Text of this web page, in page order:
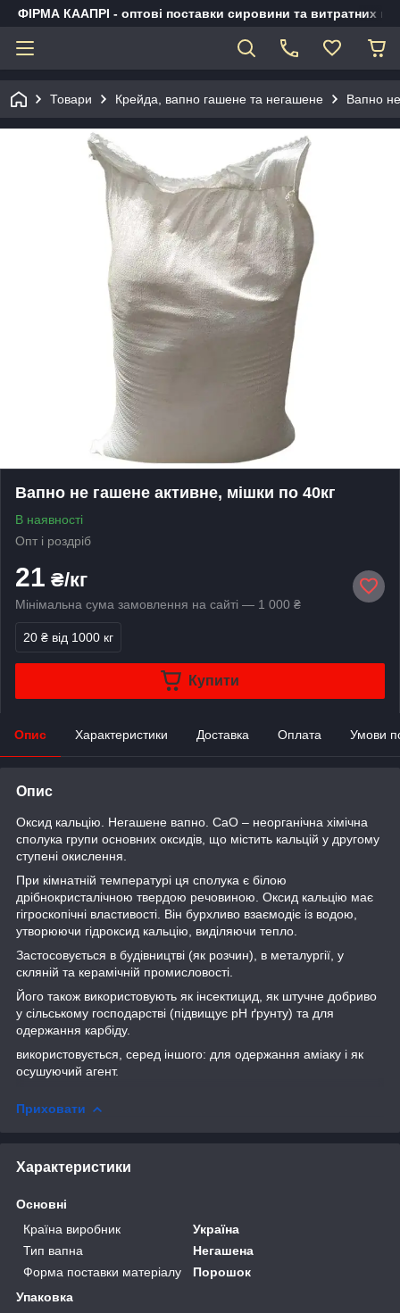
ФІРМА КААПРІ - оптові поставки сировини та витратних
Товари Крейда, вапно гашене та негашене Вапно
Вапно не гашене активне, мішки по 40кг
В наявності
Опт і роздріб
21 ₴/кг
Мінімальна сума замовлення на сайті — 1 000 ₴
20 ₴ від 1000 кг
Купити
Опис Характеристики Доставка Оплата Умови
Опис
Оксид кальцію. Негашене вапно. CaO – неорганічна хімічна
сполука групи основних оксидів, що містить кальцій у другому
ступені окислення.
При кімнатній температурі ця сполука є білою
дрібнокристалічною твердою речовиною. Оксид кальцію має
гігроскопічні властивості. Він бурхливо взаємодіє із водою,
утворюючи гідроксид кальцію, виділяючи тепло.
Застосовується в будівництві (як розчин), в металургії, у
скляній та керамічній промисловості.
Його також використовують як інсектицид, як штучне добриво
у сільському господарстві (підвищує pH ґрунту) та для
одержання карбіду.
використовується, серед іншого: для одержання аміаку і як
осушуючий агент.
Приховати
Характеристики
Основні
Країна виробник
Україна
Тип вапна
Негашена
Форма поставки матеріалу
Порошок
Упаковка